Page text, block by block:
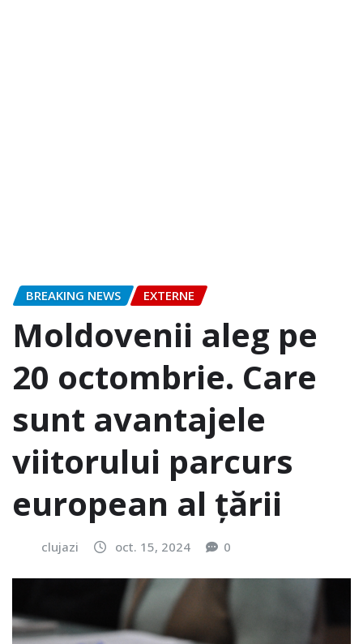
BREAKING NEWS EXTERNE
Moldovenii aleg pe
20 octombrie. Care
sunt avantajele
viitorului parcurs
european al țării
clujazi oct. 15, 2024 0